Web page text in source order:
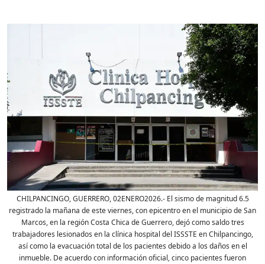
CHILPANCINGO, GUERRERO, 02ENERO2026.- El sismo de magnitud 6.5
registrado la mañana de este viernes, con epicentro en el municipio de San
Marcos, en la región Costa Chica de Guerrero, dejó como saldo tres
trabajadores lesionados en la clínica hospital del ISSSTE en Chilpancingo,
así como la evacuación total de los pacientes debido a los daños en el
inmueble. De acuerdo con información oficial, cinco pacientes fueron